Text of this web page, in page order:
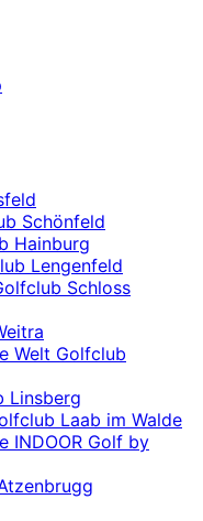
Schönfeld
Hainburg
Lengenfeld
Schloss
Golfclub
Linsberg
Laab im Walde
INDOOR Golf by